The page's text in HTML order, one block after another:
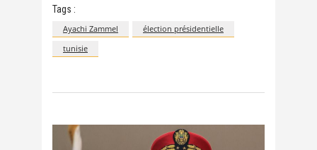
Tags :
Ayachi Zammel
élection présidentielle
tunisie